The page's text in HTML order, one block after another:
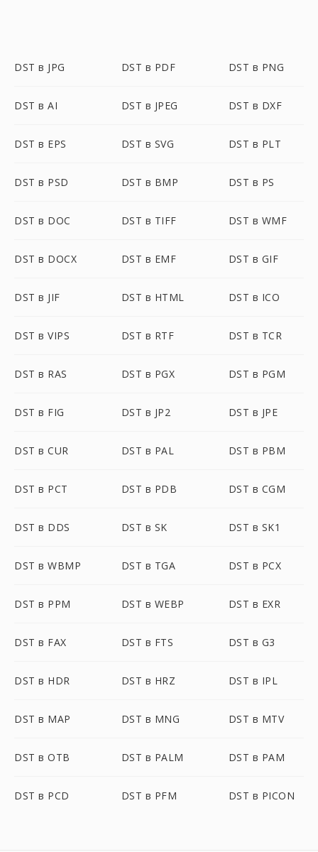
DST в JPG DST в PDF DST в PNG
DST в AI DST в JPEG DST в DXF
DST в EPS DST в SVG DST в PLT
DST в PSD DST в BMP DST в PS
DST в DOC DST в TIFF DST в WMF
DST в DOCX DST в EMF DST в GIF
DST в JIF DST в HTML DST в ICO
DST в VIPS DST в RTF DST в TCR
DST в RAS DST в PGX DST в PGM
DST в FIG DST в JP2 DST в JPE
DST в CUR DST в PAL DST в PBM
DST в PCT DST в PDB DST в CGM
DST в DDS DST в SK DST в SK1
DST в WBMP DST в TGA DST в PCX
DST в PPM DST в WEBP DST в EXR
DST в FAX DST в FTS DST в G3
DST в HDR DST в HRZ DST в IPL
DST в MAP DST в MNG DST в MTV
DST в OTB DST в PALM DST в PAM
DST в PCD DST в PFM DST в PICON